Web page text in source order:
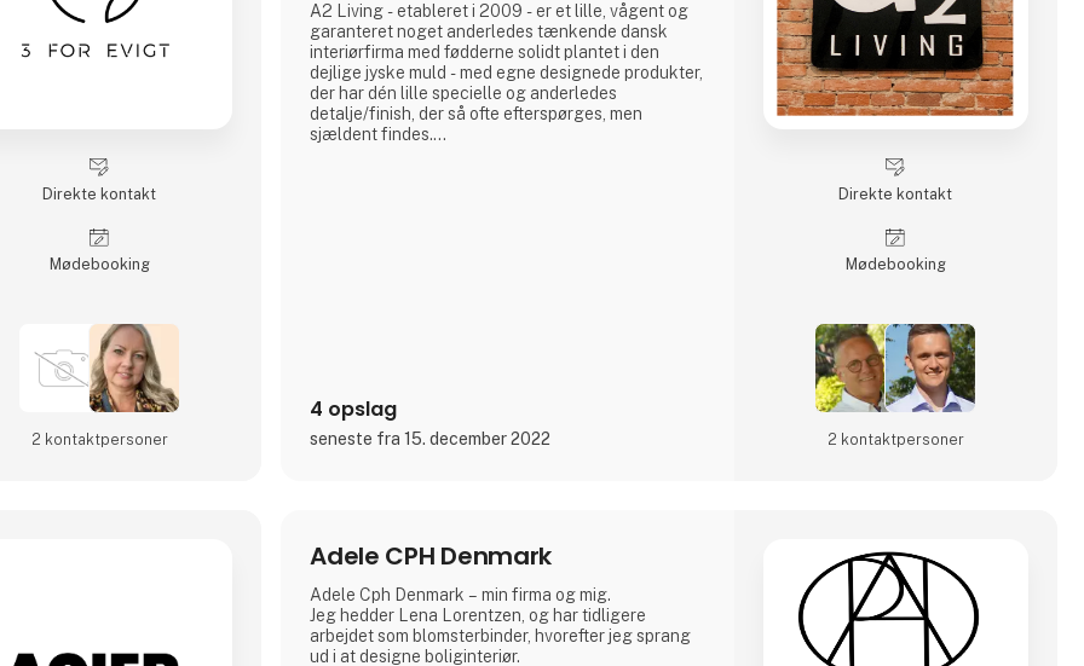
Direkte kontakt
Møde­booking
2 kontakt­personer
A2 Living - etableret i 2009 - er et lille, vågent og
garanteret noget anderledes tænkende dansk
interiørfirma med fødderne solidt plantet i den
dejlige jyske muld - med egne designede produkter,
der har dén lille specielle og anderledes
detalje/finish, der så ofte efterspørges, men
sjældent findes.
4 opslag
seneste fra 15. december 2022
Direkte kontakt
Møde­booking
2 kontakt­personer
Adele CPH Denmark
Adele Cph Denmark – min firma og mig.
Jeg hedder Lena Lorentzen, og har tidligere
arbejdet som blomsterbinder, hvorefter jeg sprang
ud i at designe boliginteriør.